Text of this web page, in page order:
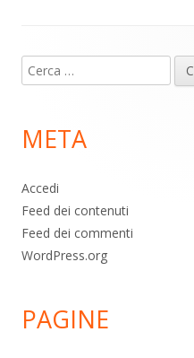
piè
pagina
Ricerca
per:
META
Accedi
Feed dei contenuti
Feed dei commenti
WordPress.org
PAGINE